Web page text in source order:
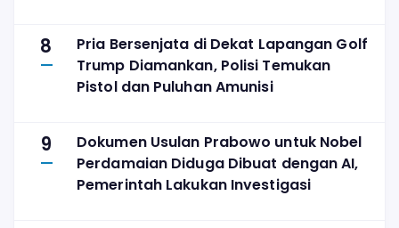
8
Pria Bersenjata di Dekat Lapangan Golf
Trump Diamankan, Polisi Temukan
Pistol dan Puluhan Amunisi
9
Dokumen Usulan Prabowo untuk Nobel
Perdamaian Diduga Dibuat dengan AI,
Pemerintah Lakukan Investigasi